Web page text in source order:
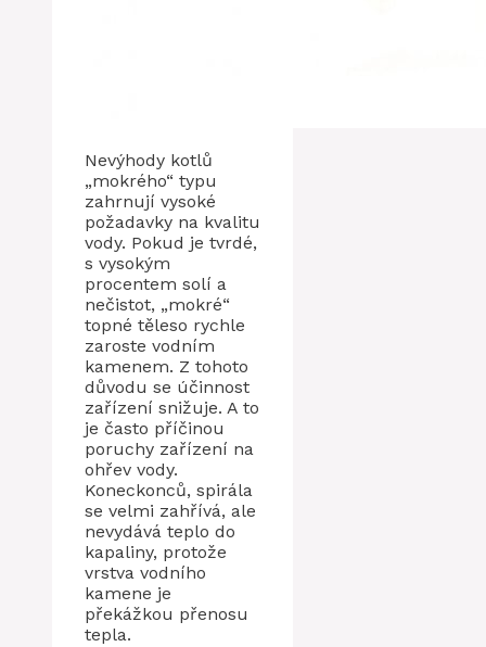
Nevýhody kotlů
„mokrého“ typu
zahrnují vysoké
požadavky na kvalitu
vody. Pokud je tvrdé,
s vysokým
procentem solí a
nečistot, „mokré“
topné těleso rychle
zaroste vodním
kamenem. Z tohoto
důvodu se účinnost
zařízení snižuje. A to
je často příčinou
poruchy zařízení na
ohřev vody.
Koneckonců, spirála
se velmi zahřívá, ale
nevydává teplo do
kapaliny, protože
vrstva vodního
kamene je
překážkou přenosu
tepla.